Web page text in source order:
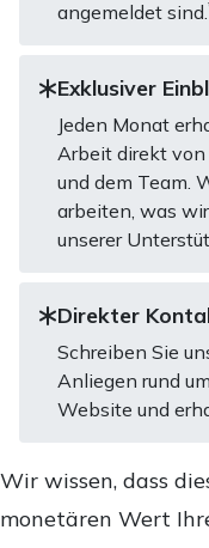
angemeldet sind.
Exklusiver
Jeden Monat
Arbeit direkt
und dem Team.
arbeiten, was
unserer
Direkter
Schreiben Sie
Anliegen rund
Website und
Wir wissen, dass
monetären Wert